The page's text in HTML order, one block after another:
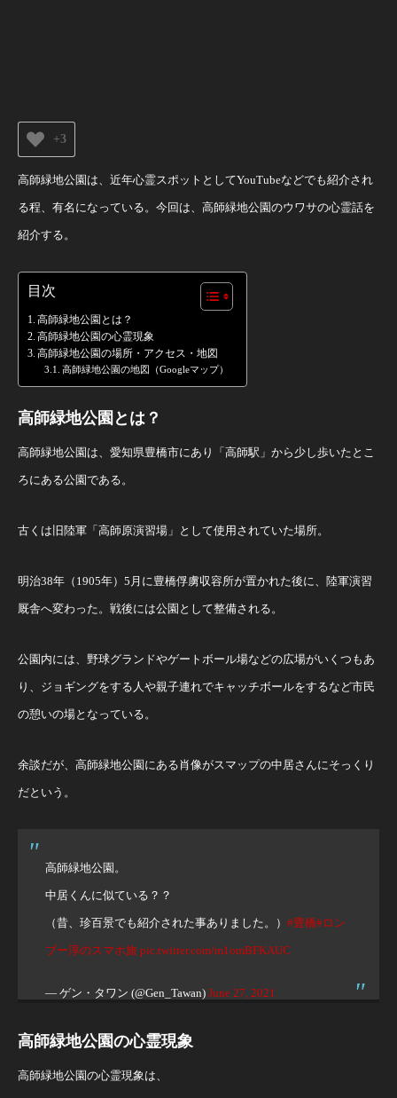
+3
高師緑地公園は、近年心霊スポットとしてYouTubeなどでも紹介され
る程、有名になっている。今回は、高師緑地公園のウワサの心霊話を
紹介する。
目次
高師緑地公園とは？
高師緑地公園の心霊現象
高師緑地公園の場所・アクセス・地図
高師緑地公園の地図（Googleマップ）
高師緑地公園とは？
高師緑地公園は、愛知県豊橋市にあり「高師駅」から少し歩いたとこ
ろにある公園である。
古くは旧陸軍「高師原演習場」として使用されていた場所。
明治38年（1905年）5月に豊橋俘虜収容所が置かれた後に、陸軍演習
厩舎へ変わった。戦後には公園として整備される。
公園内には、野球グランドやゲートボール場などの広場がいくつもあ
り、ジョギングをする人や親子連れでキャッチボールをするなど市民
の憩いの場となっている。
余談だが、高師緑地公園にある肖像がスマップの中居さんにそっくり
だという。
高師緑地公園。
中居くんに似ている？？
（昔、珍百景でも紹介された事ありました。） #豊橋#ロン
ブー淳のスマホ旅 pic.twitter.com/m1omBFKAUC
— ゲン・タワン (@Gen_Tawan) June 27, 2021
高師緑地公園の心霊現象
高師緑地公園の心霊現象は、